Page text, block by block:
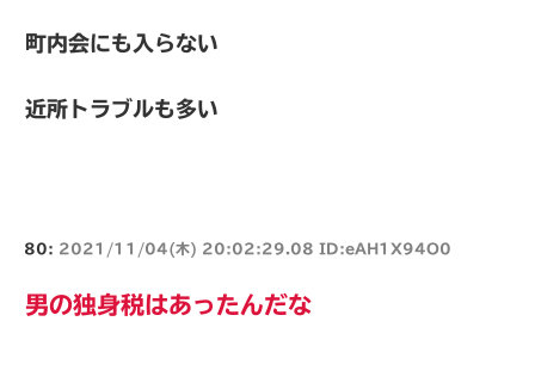
町内会にも入らない
近所トラブルも多い
80: 2021/11/04(木) 20:02:29.08 ID:eAH1X94O0
男の独身税はあったんだな